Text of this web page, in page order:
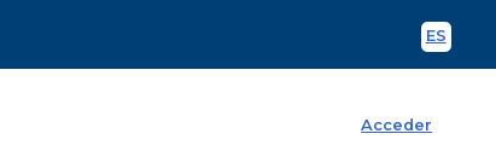
ES
Acceder